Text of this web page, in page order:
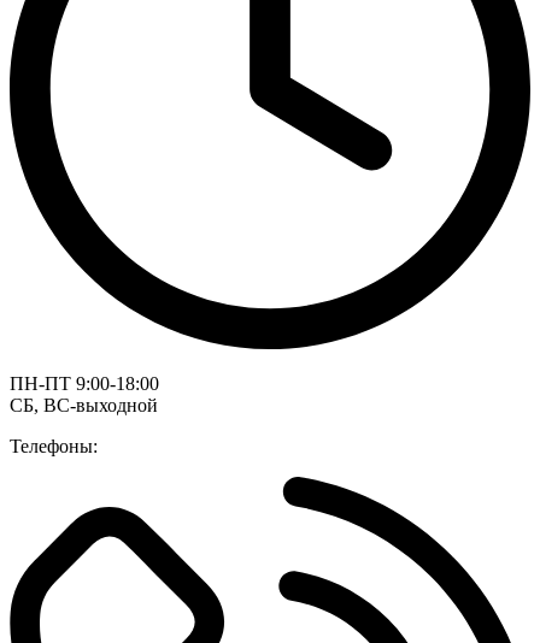
ПН-ПТ 9:00-18:00
СБ, ВС-выходной
Телефоны: